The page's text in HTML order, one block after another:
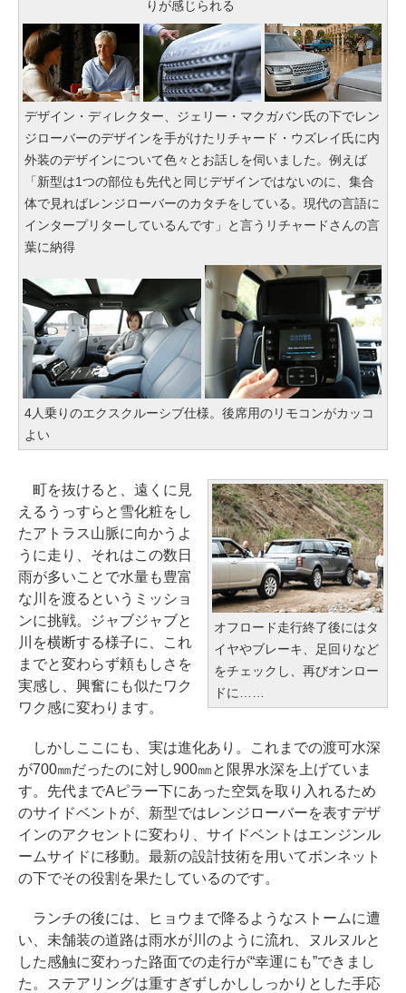
りが感じられる
デザイン・ディレクター、ジェリー・マクガバン氏の下でレン
ジローバーのデザインを手がけたリチャード・ウズレイ氏に内
外装のデザインについて色々とお話しを伺いました。例えば
「新型は1つの部位も先代と同じデザインではないのに、集合
体で見ればレンジローバーのカタチをしている。現代の言語に
インタープリターしているんです」と言うリチャードさんの言
葉に納得
4人乗りのエクスクルーシブ仕様。後席用のリモコンがカッコ
よい
オフロード走行終了後にはタ
イヤやブレーキ、足回りなど
をチェックし、再びオンロー
ドに……
町を抜けると、遠くに見
えるうっすらと雪化粧をし
たアトラス山脈に向かうよ
うに走り、それはこの数日
雨が多いことで水量も豊富
な川を渡るというミッショ
ンに挑戦。ジャブジャブと
川を横断する様子に、これ
までと変わらず頼もしさを
実感し、興奮にも似たワク
ワク感に変わります。
しかしここにも、実は進化あり。これまでの渡可水深
が700㎜だったのに対し900㎜と限界水深を上げていま
す。先代までAピラー下にあった空気を取り入れるため
のサイドベントが、新型ではレンジローバーを表すデザ
インのアクセントに変わり、サイドベントはエンジンル
ームサイドに移動。最新の設計技術を用いてボンネット
の下でその役割を果たしているのです。
ランチの後には、ヒョウまで降るようなストームに遭
い、未舗装の道路は雨水が川のように流れ、ヌルヌルと
した感触に変わった路面での走行が“幸運にも”できまし
た。ステアリングは重すぎずしかししっかりとした手応